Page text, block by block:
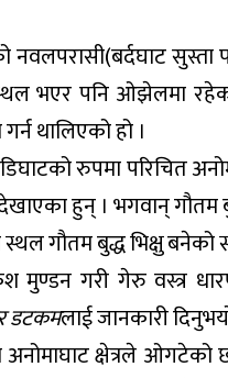
सुस्ता
भएर पनि ओझेलमा
गर्न थालिएको हो ।
रुपमा परिचित
हुन् । भगवान्
गौतम बुद्ध भिक्षु बनेको
गरी गेरु वस्त्र
डटकमलाई जानकारी
क्षेत्रले ओगटेको